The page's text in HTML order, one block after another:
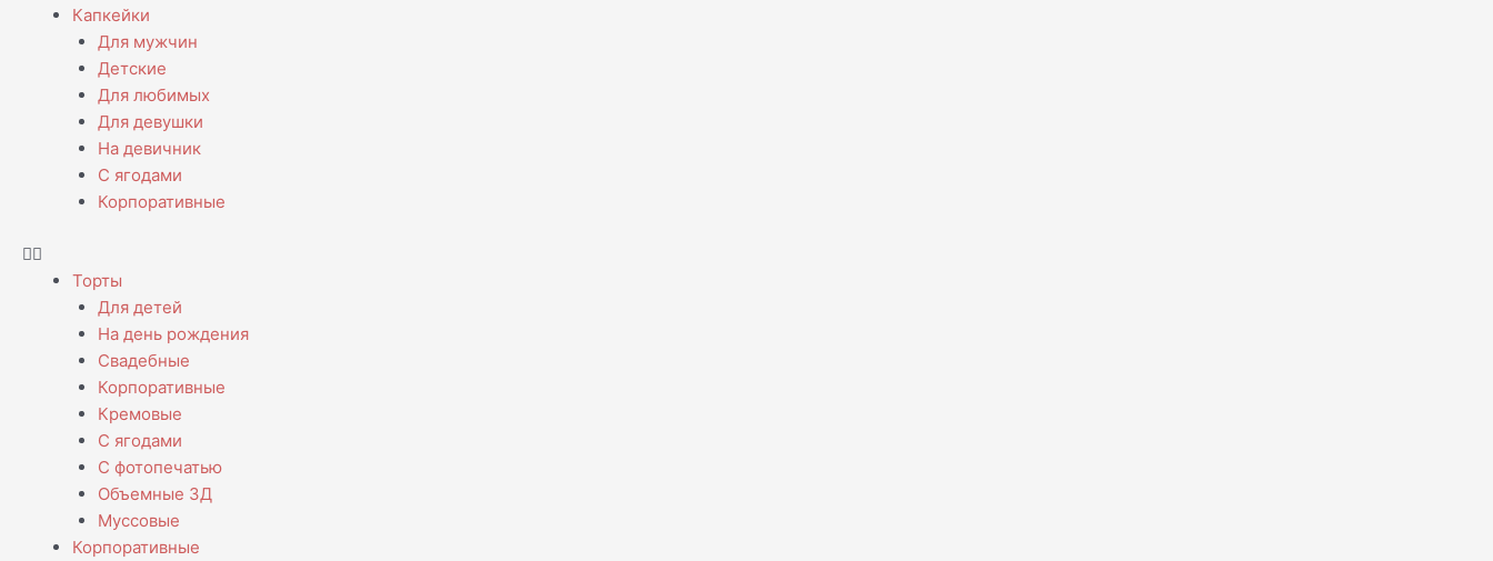
Капкейки
Для мужчин
Детские
Для любимых
Для девушки
На девичник
С ягодами
Корпоративные
Торты
Для детей
На день рождения
Свадебные
Корпоративные
Кремовые
С ягодами
С фотопечатью
Объемные 3Д
Муссовые
Корпоративные